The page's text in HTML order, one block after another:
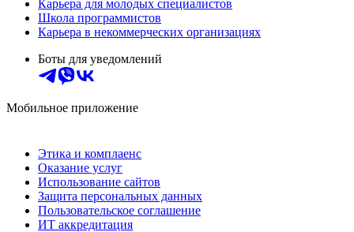
Карьера для молодых специалистов
Школа программистов
Карьера в некоммерческих организациях
Боты для уведомлений
Мобильное приложение
Этика и комплаенс
Оказание услуг
Использование сайтов
Защита персональных данных
Пользовательское соглашение
ИТ аккредитация